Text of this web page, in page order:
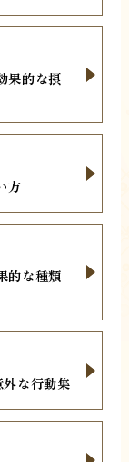
果的な摂
方
的な種類
な行動集